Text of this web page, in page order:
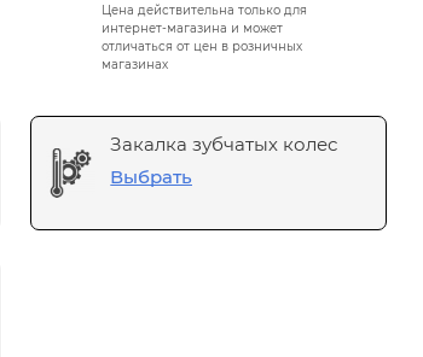
Цена действительна только для
интернет-магазина и может
отличаться от цен в розничных
магазинах
Закалка зубчатых колес
Выбрать